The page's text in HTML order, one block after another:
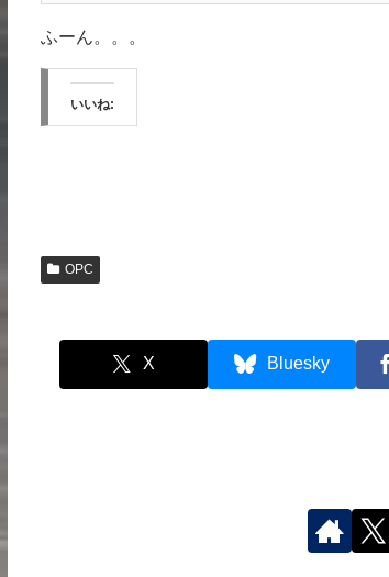
ふーん。。。
いいね:
OPC
X Bluesky